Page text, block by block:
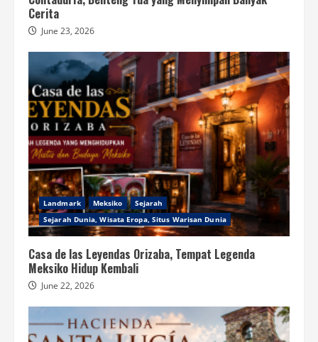
Cerita
June 23, 2026
Landmark Meksiko
Sejarah
Sejarah Dunia, Wisata Eropa, Situs Warisan Dunia
Casa de las Leyendas Orizaba, Tempat Legenda
Meksiko Hidup Kembali
June 22, 2026